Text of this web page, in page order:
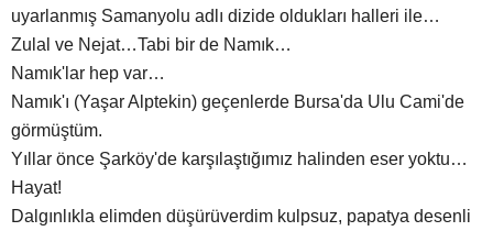
uyarlanmış Samanyolu adlı dizide oldukları halleri ile…
Zulal ve Nejat…Tabi bir de Namık…
Namık'lar hep var…
Namık'ı (Yaşar Alptekin) geçenlerde Bursa'da Ulu Cami'de
görmüştüm.
Yıllar önce Şarköy'de karşılaştığımız halinden eser yoktu…
Hayat!
Dalgınlıkla elimden düşürüverdim kulpsuz, papatya desenli